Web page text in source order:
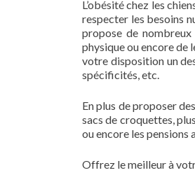
L’obésité chez les
respecter les besoins
propose de
physique ou encore de
votre disposition un
spécificités, etc.
En plus de proposer
sacs de croquettes,
ou encore les
Offrez le meilleur à